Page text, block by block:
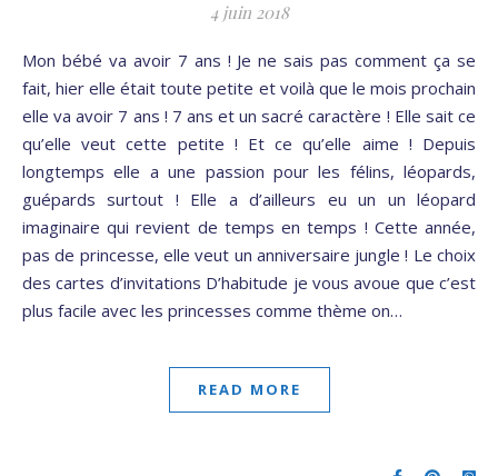
4 juin 2018
Mon bébé va avoir 7 ans ! Je ne sais pas comment ça se
fait, hier elle était toute petite et voilà que le mois prochain
elle va avoir 7 ans ! 7 ans et un sacré caractère ! Elle sait ce
qu’elle veut cette petite ! Et ce qu’elle aime ! Depuis
longtemps elle a une passion pour les félins, léopards,
guépards surtout ! Elle a d’ailleurs eu un un léopard
imaginaire qui revient de temps en temps ! Cette année,
pas de princesse, elle veut un anniversaire jungle ! Le choix
des cartes d’invitations D’habitude je vous avoue que c’est
plus facile avec les princesses comme thème on…
READ MORE